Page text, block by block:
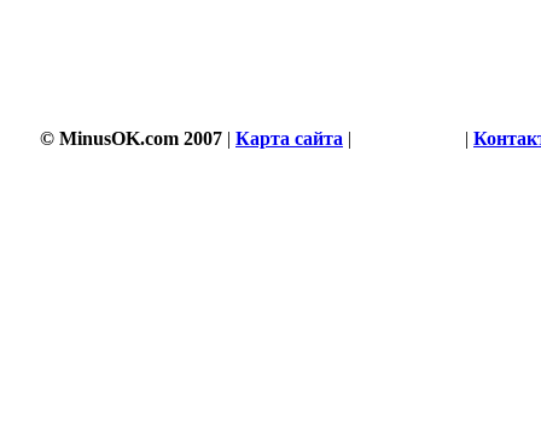
© MinusOK.com 2007 | Карта сайта | |